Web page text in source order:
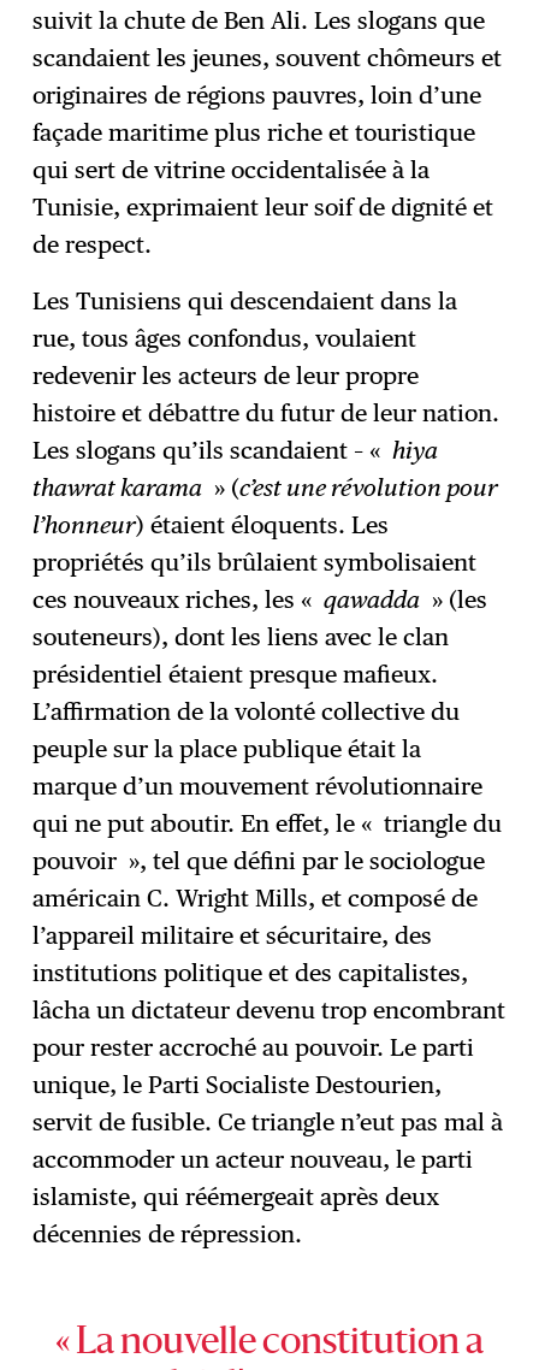
suivit la chute de Ben Ali. Les slogans que
scandaient les jeunes, souvent chômeurs et
originaires de régions pauvres, loin d’une
façade maritime plus riche et touristique
qui sert de vitrine occidentalisée à la
Tunisie, exprimaient leur soif de dignité et
de respect.
Les Tunisiens qui descendaient dans la
rue, tous âges confondus, voulaient
redevenir les acteurs de leur propre
histoire et débattre du futur de leur nation.
Les slogans qu’ils scandaient – «hiya
thawrat karama » (c’est une révolution pour
l’honneur) étaient éloquents. Les
propriétés qu’ils brûlaient symbolisaient
ces nouveaux riches, les «qawadda » (les
souteneurs), dont les liens avec le clan
présidentiel étaient presque mafieux.
L’affirmation de la volonté collective du
peuple sur la place publique était la
marque d’un mouvement révolutionnaire
qui ne put aboutir. En effet, le « triangle du
pouvoir », tel que défini par le sociologue
américain C. Wright Mills, et composé de
l’appareil militaire et sécuritaire, des
institutions politique et des capitalistes,
lâcha un dictateur devenu trop encombrant
pour rester accroché au pouvoir. Le parti
unique, le Parti Socialiste Destourien,
servit de fusible. Ce triangle n’eut pas mal à
accommoder un acteur nouveau, le parti
islamiste, qui réémergeait après deux
décennies de répression.
« La nouvelle constitution a